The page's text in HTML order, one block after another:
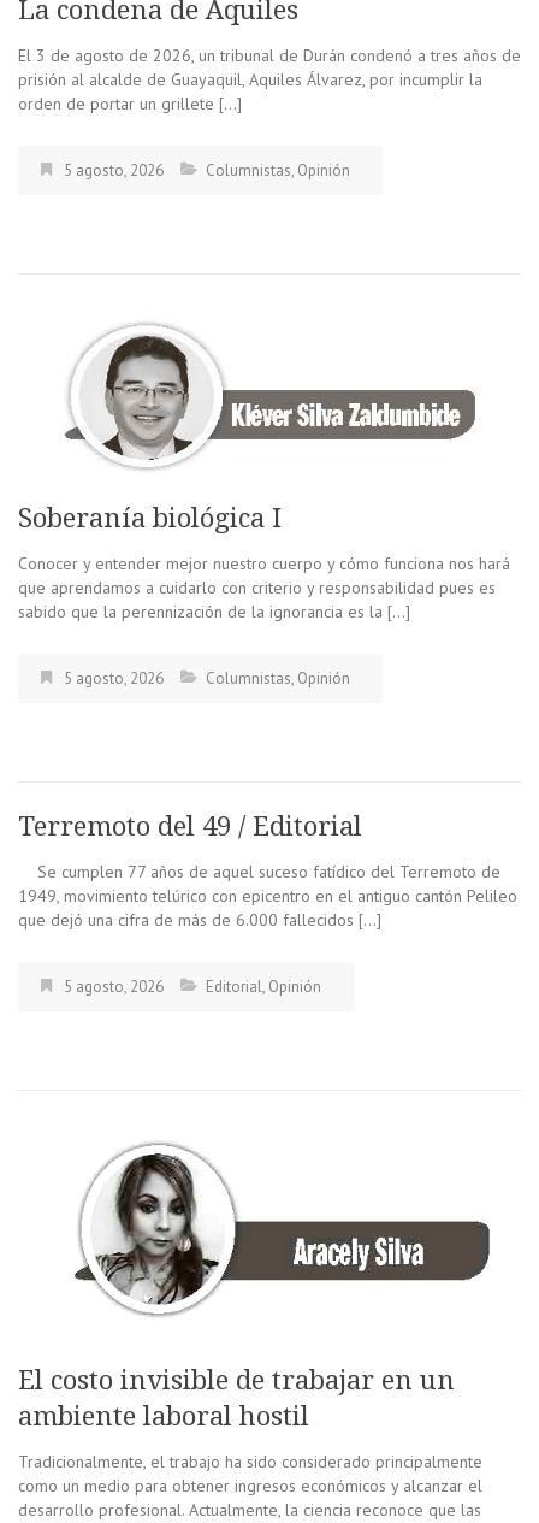
La condena de Aquiles
El 3 de agosto de 2026, un tribunal de Durán condenó a tres años de
prisión al alcalde de Guayaquil, Aquiles Álvarez, por incumplir la
orden de portar un grillete […]
5 agosto, 2026 Columnistas, Opinión
Soberanía biológica I
Conocer y entender mejor nuestro cuerpo y cómo funciona nos hará
que aprendamos a cuidarlo con criterio y responsabilidad pues es
sabido que la perennización de la ignorancia es la […]
5 agosto, 2026 Columnistas, Opinión
Terremoto del 49 / Editorial
Se cumplen 77 años de aquel suceso fatídico del Terremoto de
1949, movimiento telúrico con epicentro en el antiguo cantón Pelileo
que dejó una cifra de más de 6.000 fallecidos […]
5 agosto, 2026 Editorial, Opinión
El costo invisible de trabajar en un
ambiente laboral hostil
Tradicionalmente, el trabajo ha sido considerado principalmente
como un medio para obtener ingresos económicos y alcanzar el
desarrollo profesional. Actualmente, la ciencia reconoce que las